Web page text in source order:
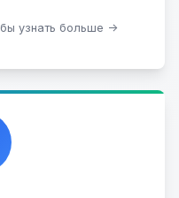
узнать больше →
в отличном
найти подробную
авто.